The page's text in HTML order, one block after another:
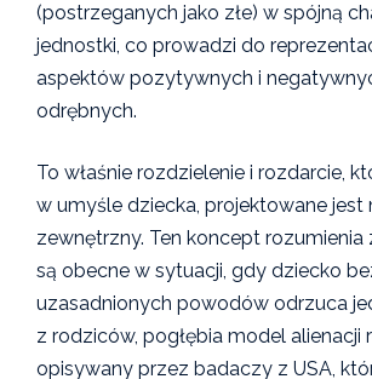
(postrzeganych jako złe) w spójną
jednostki, co prowadzi do
aspektów pozytywnych i
odrębnych.
To właśnie rozdzielenie i rozdarcie,
w umyśle dziecka, projektowane jest
zewnętrzny. Ten koncept rozumienia
są obecne w sytuacji, gdy dziecko
uzasadnionych powodów odrzuca
z rodziców, pogłębia model alienacji
opisywany przez badaczy z USA,